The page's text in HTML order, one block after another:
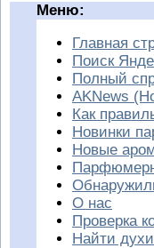
Меню:
Главная
Поиск
Полный
AKNews
Как
Новинки
Новые
О нас
Проверка
Найти